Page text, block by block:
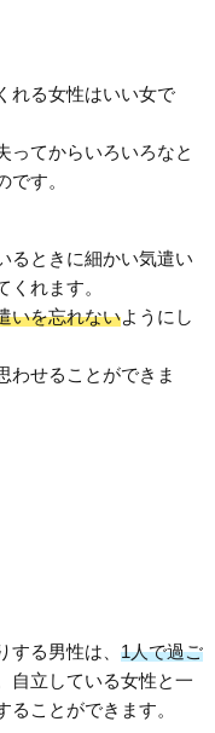
れる女性はいい女で
ってからいろいろなと
す。
るときに細かい気遣い
れます。
いを忘れないようにし
わせることができま
る男性は、 1人で過ご
自立している女性と一
ことができます。